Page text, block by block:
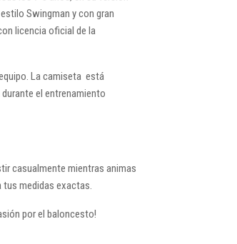
Swingman y con gran
licencia oficial de la
La camiseta está
el entrenamiento
casualmente mientras animas
medidas exactas.
por el baloncesto!